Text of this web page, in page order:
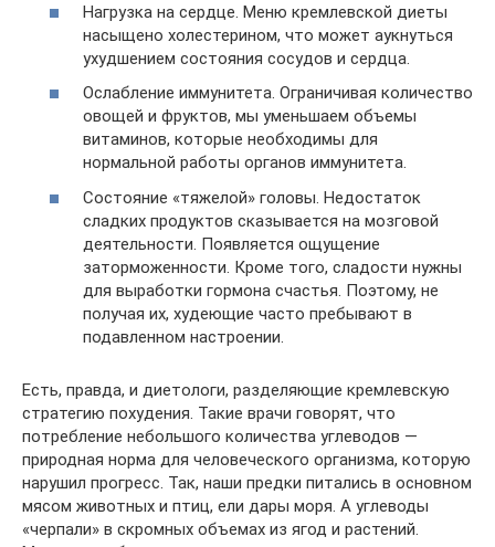
Нагрузка на сердце. Меню кремлевской диеты
насыщено холестерином, что может аукнуться
ухудшением состояния сосудов и сердца.
Ослабление иммунитета. Ограничивая количество
овощей и фруктов, мы уменьшаем объемы
витаминов, которые необходимы для
нормальной работы органов иммунитета.
Состояние «тяжелой» головы. Недостаток
сладких продуктов сказывается на мозговой
деятельности. Появляется ощущение
заторможенности. Кроме того, сладости нужны
для выработки гормона счастья. Поэтому, не
получая их, худеющие часто пребывают в
подавленном настроении.
Есть, правда, и диетологи, разделяющие кремлевскую
стратегию похудения. Такие врачи говорят, что
потребление небольшого количества углеводов —
природная норма для человеческого организма, которую
нарушил прогресс. Так, наши предки питались в основном
мясом животных и птиц, ели дары моря. А углеводы
«черпали» в скромных объемах из ягод и растений.